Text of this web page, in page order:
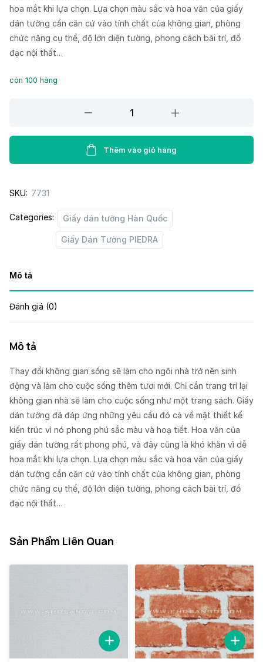
hoa mắt khi lựa chọn. Lựa chọn màu sắc và hoa văn của giấy
dán tường cần căn cứ vào tính chất của không gian, phòng
chức năng cụ thể, độ lớn diện tường, phong cách bài trí, đồ
đạc nội thất…
còn 100 hàng
Tường
22-
quantity
Thêm vào giỏ hàng
SKU: 7731
Categories: Giấy dán tường Hàn Quốc
Giấy Dán Tường PIEDRA
Mô tả
Đánh giá (0)
Mô tả
Thay đổi không gian sống sẽ làm cho ngôi nhà trở nên sinh
động và làm cho cuộc sống thêm tươi mới. Chỉ cần trang trí lại
không gian nhà sẽ làm cho cuộc sống như một trang sách. Giấy
dán tường đã đáp ứng những yêu cầu đó cả về mặt thiết kế
kiến trúc vì nó phong phú sắc màu và hoạ tiết. Hoa văn của
giấy dán tường rất phong phú, và đây cũng là khó khăn vì dễ
hoa mắt khi lựa chọn. Lựa chọn màu sắc và hoa văn của giấy
dán tường cần căn cứ vào tính chất của không gian, phòng
chức năng cụ thể, độ lớn diện tường, phong cách bài trí, đồ
đạc nội thất…
Sản Phẩm Liên Quan